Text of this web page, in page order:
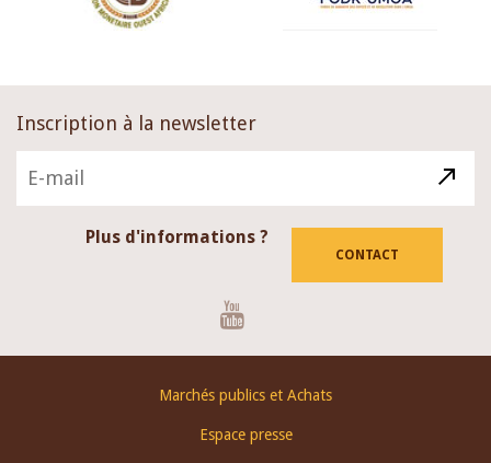
Inscription à la newsletter
Plus d'informations ?
CONTACT
Marchés publics et Achats
Espace presse